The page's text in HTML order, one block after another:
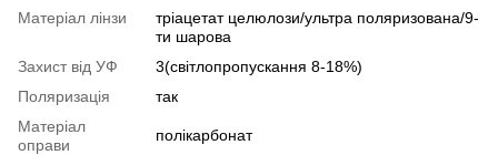
Матеріал лінзи
тріацетат целюлози/ультра поляризована/9-
ти шарова
Захист від УФ
3(світлопропускання 8-18%)
Поляризація
так
Матеріал
оправи
полікарбонат